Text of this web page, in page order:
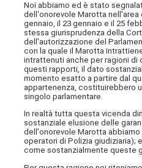
Noi abbiamo ed è stato
dell'onorevole Marotta
gennaio, il 23 gennaio e il 25
stessa giurisprudenza della
dell'autorizzazione del
con la quale il Marotta
intrattenuti anche per ragioni
questi rapporti, il dato
momento esatto a partire dal
appartenenza, costituirebbero
singolo parlamentare.
In realtà tutta questa vicenda
sostanziale elusione delle
dell'onorevole Marotta
operatori di Polizia giudiziaria);
come sostanzialmente queste